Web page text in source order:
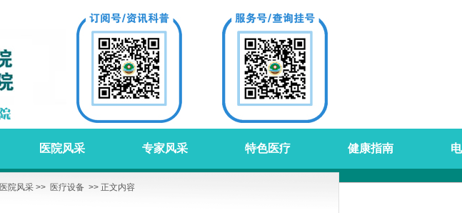
医院风采 专家风采 特色医疗 健康指南
医院风采 >> 医疗设备 >> 正文内容